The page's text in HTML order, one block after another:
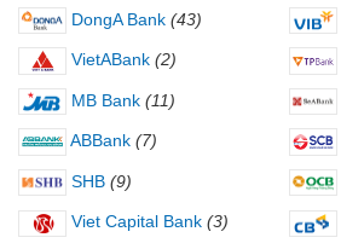
DongA Bank (43)
VietABank (2)
MB Bank (11)
ABBank (7)
SHB (9)
Viet Capital Bank (3)